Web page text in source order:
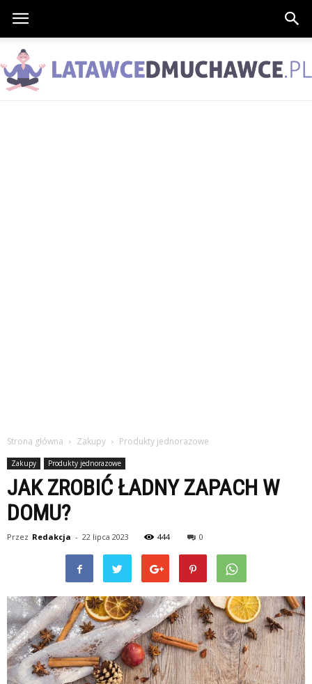
Strona główna Zakupy Produkty jednorazowe
Zakupy Produkty jednorazowe
JAK ZROBIĆ ŁADNY ZAPACH W
DOMU?
Przez Redakcja - 22 lipca 2023 444 0